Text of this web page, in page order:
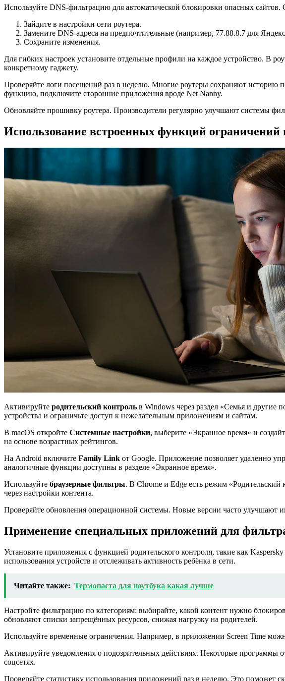
Используйте DNS-фильтрацию для автоматической блокировки опасных
Зайдите в настройки сети роутера.
Замените DNS-адреса на предпочтительные (например, 77.88.8.7 для
Сохраните изменения.
Для гибких настроек установите отдельные профили на каждое устройство. В
конкретному гаджету.
Проверяйте логи посещений раз в неделю. Многие роутеры сохраняют историю
функцию, подключите сторонние приложения вроде Net Nanny.
Обновляйте прошивку роутера. Производители регулярно улучшают системы
Использование встроенных функций ограничений
Активируйте родительский контроль в Windows через раздел «Семья и другие
устройства и ограничьте доступ к нежелательным приложениям и сайтам.
В macOS откройте Системные настройки, выберите «Экранное время» и
на основе возрастных рейтингов.
На Android включите Family Link от Google. Приложение позволяет удаленно
аналогичные функции доступны в разделе «Экранное время».
Используйте браузерные фильтры. В Chrome и Edge есть режим «Родительский
через настройки контента.
Проверяйте обновления операционной системы. Новые версии часто улучшают
Применение специальных приложений для
Установите приложения с функцией родительского контроля, такие как
использования устройств и отслеживать активность ребёнка в сети.
Читайте также: Термопаста для ноутбука какая лучше
Настройте фильтрацию по категориям: выбирайте, какой контент нужно
обновляют списки запрещённых ресурсов, снижая нагрузку на родителей.
Используйте временные ограничения. Например, в приложении Screen Time
Активируйте уведомления о подозрительных действиях. Некоторые программы
соцсетях.
Проверяйте статистику использования приложений раз в неделю. Это поможет